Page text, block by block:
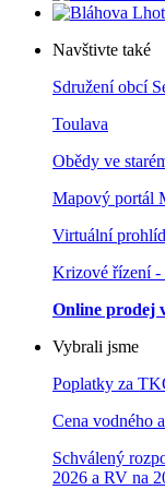
Navštivte také
Sdružení obcí
Toulava
Obědy ve
Mapový portál
Virtuální
Krizové řízení -
Online prodej
Vybrali jsme
Poplatky za
Cena vodného
Schválený
2026 a RV na